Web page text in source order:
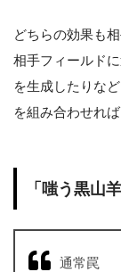
どちらの効果も
相手フィールド
を生成したりな
を組み合わせれ
「嗤う黒山羊
通常罠